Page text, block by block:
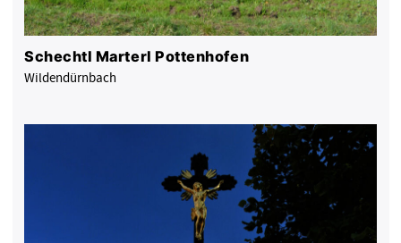
Schechtl Marterl Pottenhofen
Wildendürnbach